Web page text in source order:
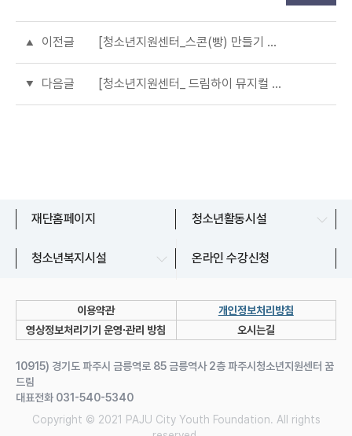
이전글 [청소년지원센터_스콘(빵) 만들기 후기]
다음글 [청소년지원센터_ 드림하이 뮤지컬 관람 종료 후기]
재단홈페이지 청소년활동시설
문산청소년센터
쉼표 1~7호점
청소년복지시설
파주시청소년상담복지센터 온라인 수강신청
이용약관
개인정보처리방침
영상정보처리기기 운영∙관리 방침
오시는길
10915) 경기도 파주시 금릉역로 85 금릉역사 2층 파주시청소년지원센터 꿈
드림
대표전화 031-540-5340
Copyright © 2021 PAJU City Youth Foundation. All rights